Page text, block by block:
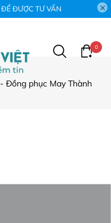
ĐƯỢC TƯ VẤN
0
Đồng phục May Thành